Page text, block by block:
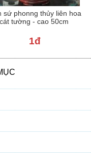
sứ phonng thủy liên hoa
cát tường - cao 50cm
1đ